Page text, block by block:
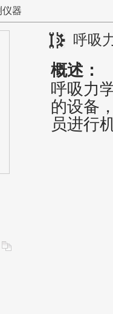
仪器
呼吸
概述：
呼吸力
的设备
员进行